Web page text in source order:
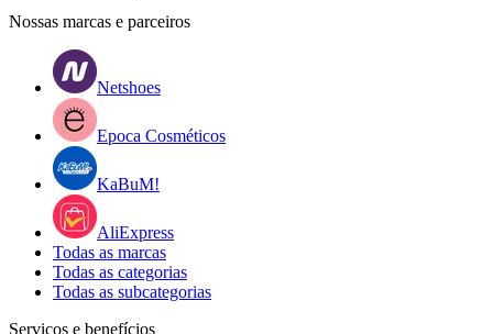
Nossas marcas e parceiros
Netshoes
Epoca Cosméticos
KaBuM!
AliExpress
Todas as marcas
Todas as categorias
Todas as subcategorias
Serviços e benefícios